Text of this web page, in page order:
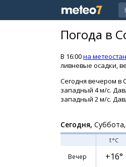
Погода в
В 16:00на
ливневые осадки,
Сегодня вечером в
западный 4 м/с.
западный 2 м/с.
Сегодня,
t°C
Вечер
+16°